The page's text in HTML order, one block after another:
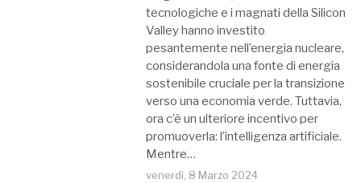
tecnologiche e i magnati della Silicon
Valley hanno investito
pesantemente nell’energia nucleare,
considerandola una fonte di energia
sostenibile cruciale per la transizione
verso una economia verde. Tuttavia,
ora c’è un ulteriore incentivo per
promuoverla: l’intelligenza artificiale.
Mentre…
venerdì, 8 Marzo 2024